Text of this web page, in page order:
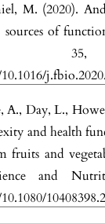
M. (2020).
of
A., Day, L.,
and health
fruits and
and